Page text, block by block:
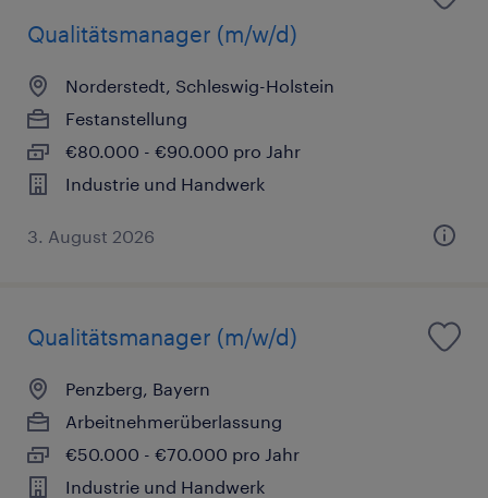
Qualitätsmanager (m/w/d)
Norderstedt, Schleswig-Holstein
Festanstellung
€80.000 - €90.000 pro Jahr
Industrie und Handwerk
3. August 2026
Qualitätsmanager (m/w/d)
Penzberg, Bayern
Arbeitnehmerüberlassung
€50.000 - €70.000 pro Jahr
Industrie und Handwerk